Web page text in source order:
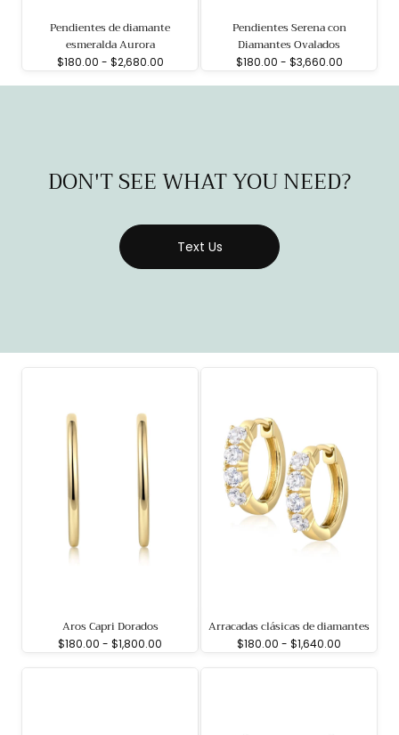
Pendientes de diamante
esmeralda Aurora
Precio
$180.00 - Precio
$2,680.00
Pendientes Serena con
Diamantes Ovalados
Precio
$180.00 - Precio
$3,660.00
DON'T SEE WHAT YOU NEED?
Text Us
Aros Capri Dorados
Precio
$180.00 - Precio
$1,800.00
Arracadas clásicas de diamantes
Precio
$180.00 - Precio
$1,640.00